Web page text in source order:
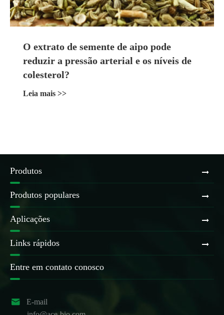
O extrato de semente de aipo pode
reduzir a pressão arterial e os níveis de
colesterol?
Leia mais >>
Produtos
Produtos populares
Aplicações
Links rápidos
Entre em contato conosco

E-mail